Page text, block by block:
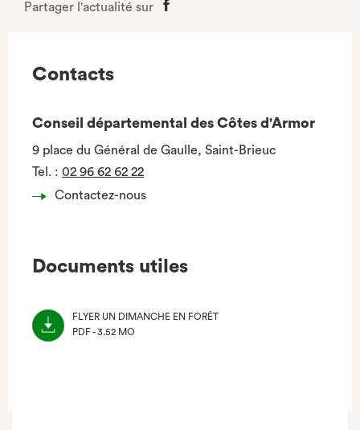
Partager l'actualité sur
Partager
Contacts
Conseil départemental des Côtes d'Armor
9 place du Général de Gaulle, Saint-Brieuc
Tel. : 02 96 62 62 22
Contactez-nous
Documents utiles
FLYER UN DIMANCHE EN FORÊT
PDF - 3.52 MO